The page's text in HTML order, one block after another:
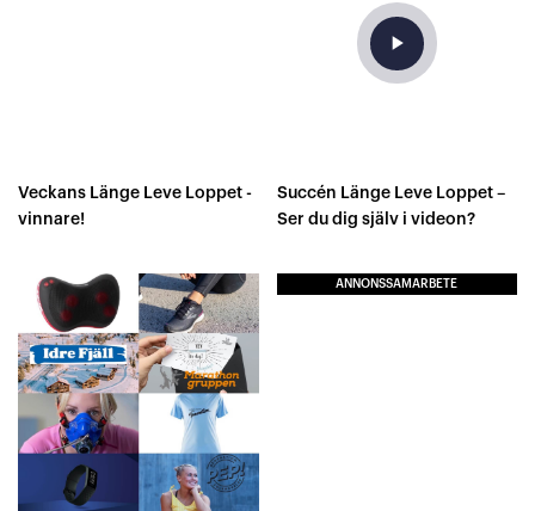
Veckans Länge Leve Loppet -
vinnare!
play_arrow
Succén Länge Leve Loppet –
Ser du dig själv i videon?
ANNONSSAMARBETE